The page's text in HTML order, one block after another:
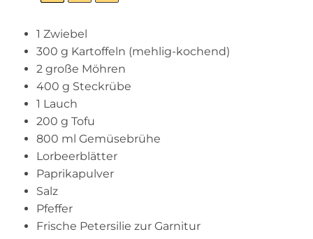
1 Zwiebel
300 g Kartoffeln (mehlig-kochend)
2 große Möhren
400 g Steckrübe
1 Lauch
200 g Tofu
800 ml Gemüsebrühe
Lorbeerblätter
Paprikapulver
Salz
Pfeffer
Frische Petersilie zur Garnitur